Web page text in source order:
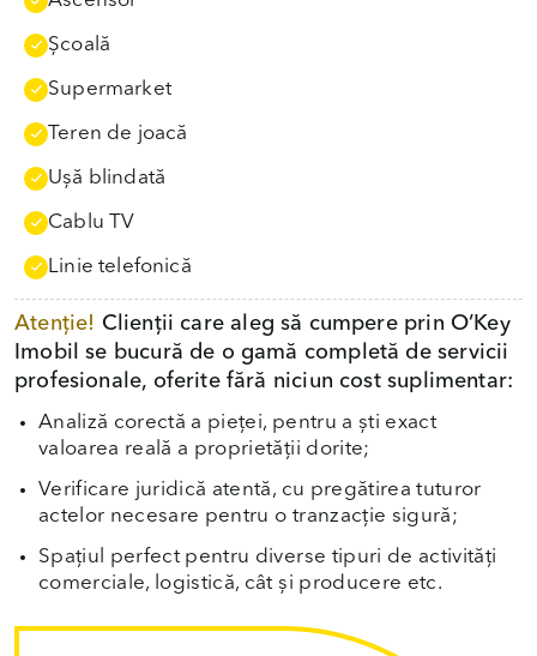
Școală
Supermarket
Teren de joacă
Uşă blindată
Cablu TV
Linie telefonică
Atenție! Clienții care aleg să cumpere prin O’Key
Imobil se bucură de o gamă completă de servicii
profesionale, oferite fără niciun cost suplimentar:
Analiză corectă a pieței, pentru a ști exact
valoarea reală a proprietății dorite;
Verificare juridică atentă, cu pregătirea tuturor
actelor necesare pentru o tranzacție sigură;
Spațiul perfect pentru diverse tipuri de activități
comerciale, logistică, cât și producere etc.